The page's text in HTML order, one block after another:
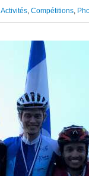
Activités, Compétitions,